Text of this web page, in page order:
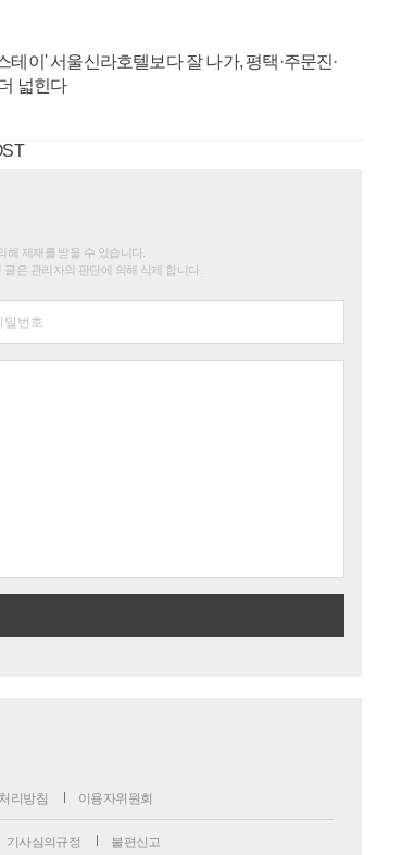
테이' 서울신라호텔보다 잘 나가, 평택·주문진·
넓힌다
해 제재를 받을 수 있습니다.
은 관리자의 판단에 의해 삭제 합니다.
리방침 이용자위원회
기사심의규정 불편신고